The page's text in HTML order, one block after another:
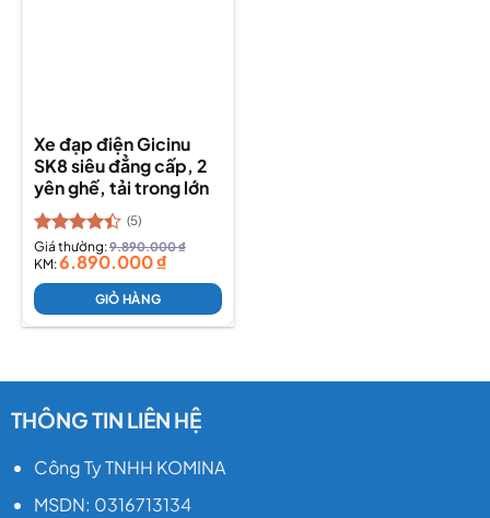
Xe đạp điện Gicinu
SK8 siêu đẳng cấp, 2
yên ghế, tải trong lớn
Được xếp
hạng4.40
5 sao
(5)
Giá thường:9.890.000₫
KM:6.890.000₫
GIỎ HÀNG
THÔNG TIN LIÊN HỆ
Công Ty TNHH KOMINA
MSDN: 0316713134